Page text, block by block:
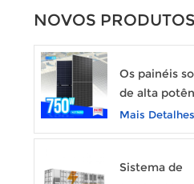
NOVOS PRODUTOS
Os painéis
de alta
SUNEVO
750W
Mais Detalhes
Sistema de